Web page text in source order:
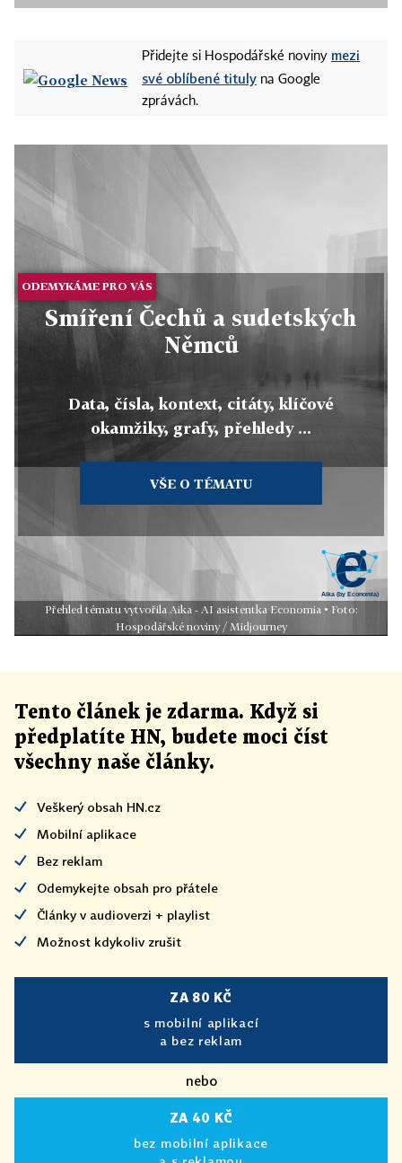
Přidejte si Hospodářské noviny mezi
své oblíbené tituly na Google
zprávách.
ODEMYKÁME PRO VÁS
Smíření Čechů a sudetských
Němců
Data, čísla, kontext, citáty, klíčové
okamžiky, grafy, přehledy ...
VŠE O TÉMATU
Přehled tématu vytvořila Aika - AI asistentka Economia • Foto:
Hospodářské noviny / Midjourney
Tento článek je zdarma. Když si
předplatíte HN, budete moci číst
všechny naše články.
Veškerý obsah HN.cz
Mobilní aplikace
Bez reklam
Odemykejte obsah pro přátele
Články v audioverzi + playlist
Možnost kdykoliv zrušit
ZA 80 KČ
s mobilní aplikací
a bez reklam
nebo
ZA 40 KČ
bez mobilní aplikace